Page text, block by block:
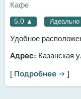
Кафе
5.0 ▲ Идеально
Удобное
Адрес: Казанская
[ Подробнее → ]